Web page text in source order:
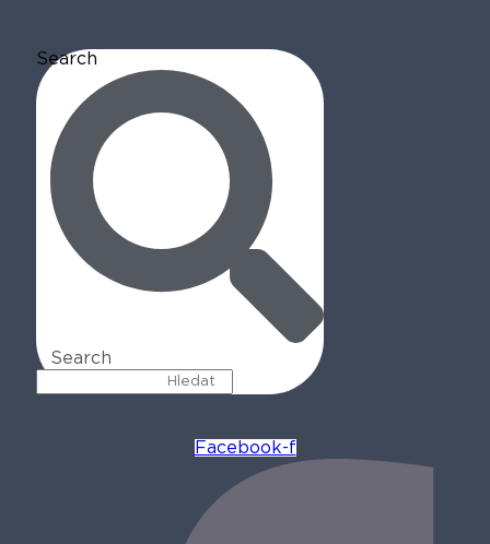
Search
Search
Facebook-f